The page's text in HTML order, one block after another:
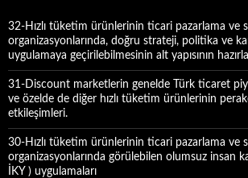
32-Hızlı tüketim ürünlerinin ticari pazarlama ve
organizasyonlarında, doğru strateji, politika ve
uygulamaya geçirilebilmesinin alt yapısının
31-Discount marketlerin genelde Türk ticaret
ve özelde de diğer hızlı tüketim ürünlerinin
etkileşimleri.
30-Hızlı tüketim ürünlerinin ticari pazarlama ve
organizasyonlarında görülebilen olumsuz insan
İKY ) uygulamaları